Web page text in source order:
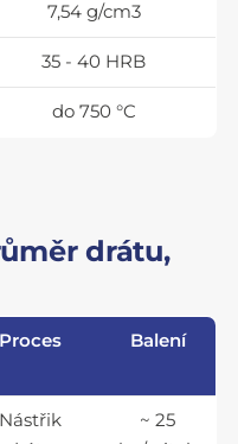
7,54 g/cm3
35 - 40 HRB
do 750 °C
drátu,
Proces Balení
Nástřik
~ 25